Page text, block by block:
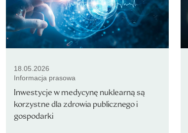
18.05.2026
Informacja prasowa
Inwestycje w medycynę nuklearną są
korzystne dla zdrowia publicznego i
gospodarki